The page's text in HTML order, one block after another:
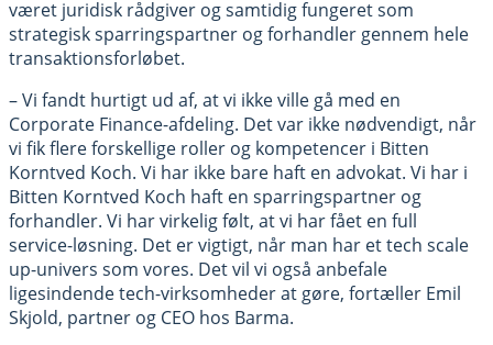
været juridisk rådgiver og samtidig fungeret som
strategisk sparringspartner og forhandler gennem hele
transaktionsforløbet.
– Vi fandt hurtigt ud af, at vi ikke ville gå med en
Corporate Finance-afdeling. Det var ikke nødvendigt, når
vi fik flere forskellige roller og kompetencer i Bitten
Korntved Koch. Vi har ikke bare haft en advokat. Vi har i
Bitten Korntved Koch haft en sparringspartner og
forhandler. Vi har virkelig følt, at vi har fået en full
service-løsning. Det er vigtigt, når man har et tech scale
up-univers som vores. Det vil vi også anbefale
ligesindende tech-virksomheder at gøre, fortæller Emil
Skjold, partner og CEO hos Barma.